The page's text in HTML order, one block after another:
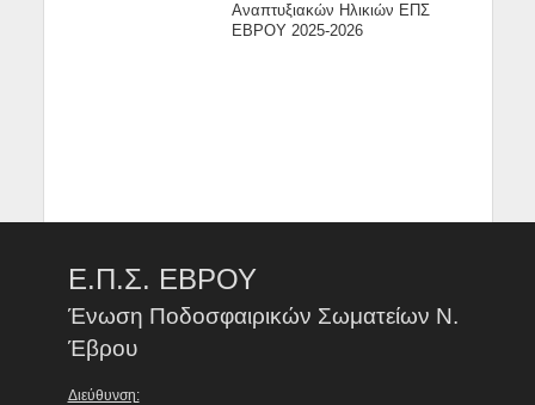
Αναπτυξιακών Ηλικιών ΕΠΣ
ΕΒΡΟΥ 2025-2026
Ε.Π.Σ. ΕΒΡΟΥ
Ένωση Ποδοσφαιρικών Σωματείων Ν.
Έβρου
Διεύθυνση: